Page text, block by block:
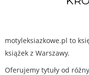
motyleksiazkowe.pl to
książek z Warszawy.
Oferujemy tytuły od